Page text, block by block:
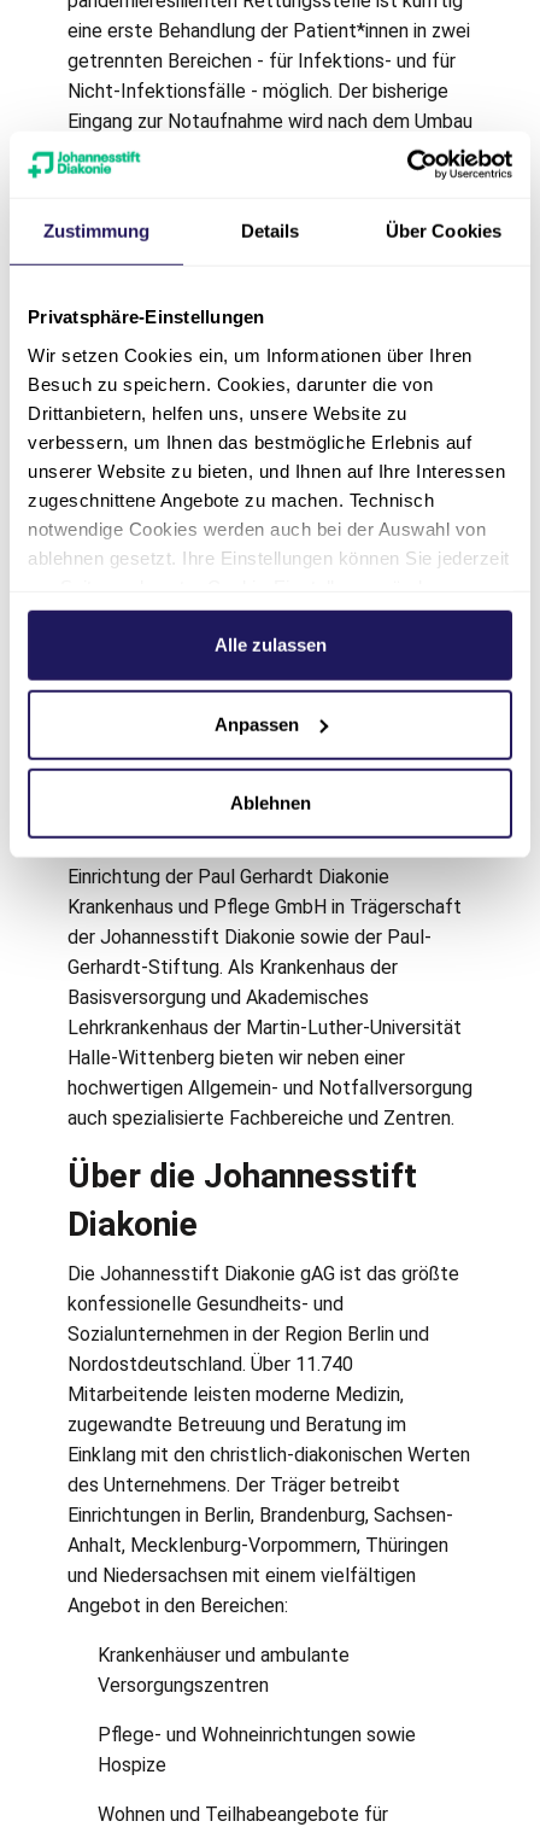
Zustimmung Details Über Cookies
Privatsphäre-Einstellungen
Wir setzen Cookies ein, um Informationen über Ihren
Besuch zu speichern. Cookies, darunter die von
Drittanbietern, helfen uns, unsere Website zu
verbessern, um Ihnen das bestmögliche Erlebnis auf
unserer Website zu bieten, und Ihnen auf Ihre Interessen
zugeschnittene Angebote zu machen. Technisch
notwendige Cookies werden auch bei der Auswahl von
ablehnen gesetzt. Ihre Einstellungen können Sie jederzeit
Weitere Informationen hierzu finden Sie in unserer
.
Alle zulassen
Anpassen
Ablehnen
eine erste Behandlung der Patient*innen in zwei
getrennten Bereichen - für Infektions- und für
Nicht-Infektionsfälle - möglich. Der bisherige
Eingang zur Notaufnahme wird nach dem Umbau
ausschließlich für Liegendanfahrten genutzt.
Den Umbau als Lehre aus der Corona-Pandemie
Millionen Euro Fördermitteln aus dem Corona-
Sondervermögen.
Mit der Fertigstellung, die für Herbst 2027
geplant ist, bietet die Rettungsstelle am Paul
Gerhardt Stift dann eine bessere Raumstruktur,
mehr Komfort und damit optimierte Abläufe
sowohl für die Notfallpatient*innen als auch für
die Mitarbeitenden.
Alle aktuellen Informationen zu den
Umbauarbeiten und ggf. damit einher gehenden
Krankenhaus-Homepagezu finden.
Über das Evangelische
Krankenhaus Paul
Gerhardt Stift
Das Evangelische Krankenhaus Paul Gerhardt
Stift in Lutherstadt Wittenberg ist eine
Einrichtung der Paul Gerhardt Diakonie
Krankenhaus und Pflege GmbH in Trägerschaft
der Johannesstift Diakonie sowie der Paul-
Gerhardt-Stiftung. Als Krankenhaus der
Basisversorgung und Akademisches
Lehrkrankenhaus der Martin-Luther-Universität
Halle-Wittenberg bieten wir neben einer
hochwertigen Allgemein- und Notfallversorgung
auch spezialisierte Fachbereiche und Zentren.
Über die Johannesstift
Diakonie
Die Johannesstift Diakonie gAG ist das größte
konfessionelle Gesundheits- und
Sozialunternehmen in der Region Berlin und
Nordostdeutschland. Über 11.740
Mitarbeitende leisten moderne Medizin,
zugewandte Betreuung und Beratung im
Einklang mit den christlich-diakonischen Werten
des Unternehmens. Der Träger betreibt
Einrichtungen in Berlin, Brandenburg, Sachsen-
Anhalt, Mecklenburg-Vorpommern, Thüringen
und Niedersachsen mit einem vielfältigen
Angebot in den Bereichen:
Krankenhäuser und ambulante
Versorgungszentren
Pflege- und Wohneinrichtungen sowie
Hospize
Wohnen und Teilhabeangebote für